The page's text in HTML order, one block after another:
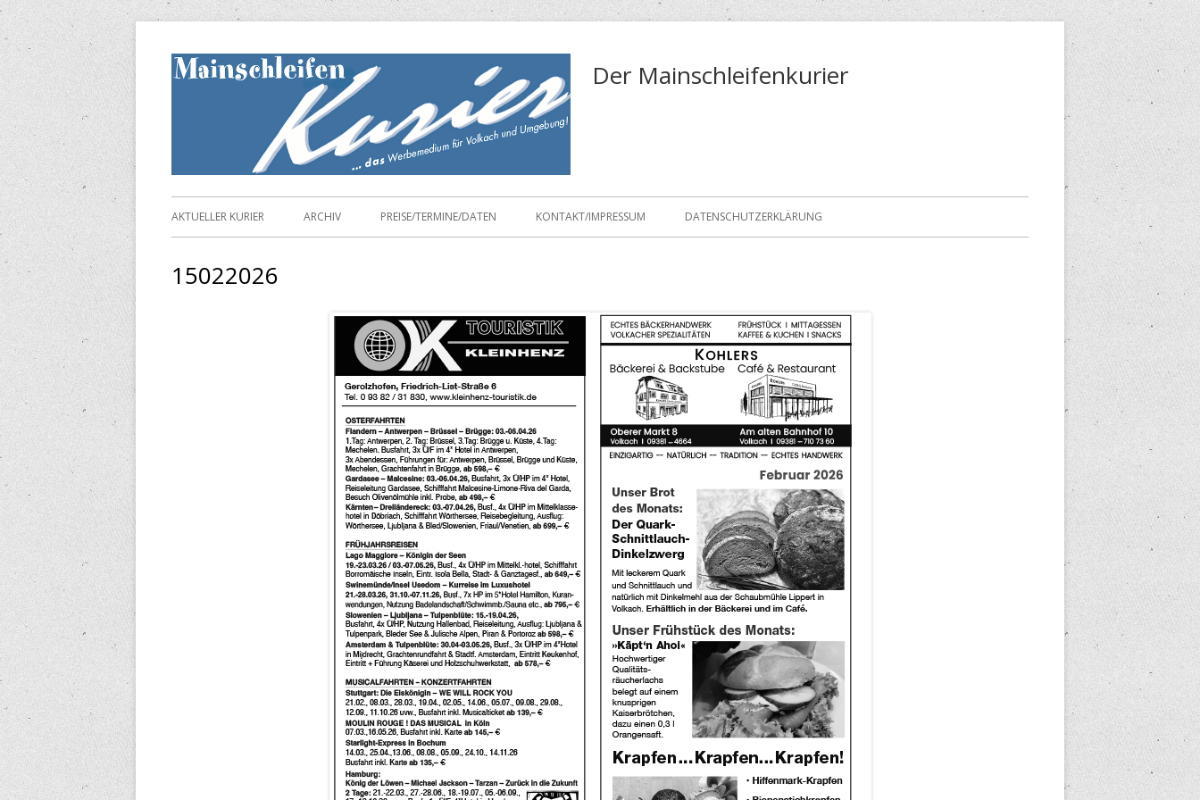
Springe
zum
Inhalt
Der Mainschleifenkurier
Primäres
AKTUELLER KURIER ARCHIV PREISE/TERMINE/DATEN KONTAKT/IMPRESSUM DATENSCHUTZERKLÄRUNG
15022026